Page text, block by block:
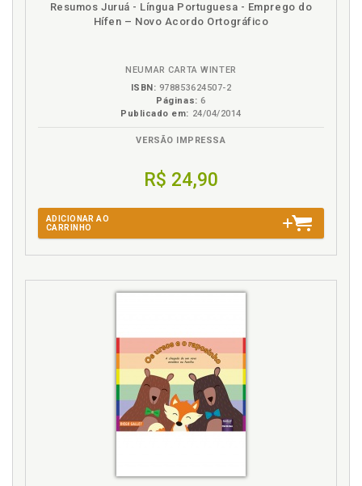
Resumos Juruá - Língua Portuguesa - Emprego do
Hífen – Novo Acordo Ortográfico
NEUMAR CARTA WINTER
ISBN: 978853624507-2
Páginas: 6
Publicado em: 24/04/2014
VERSÃO IMPRESSA
R$ 24,90
ADICIONAR AO
CARRINHO